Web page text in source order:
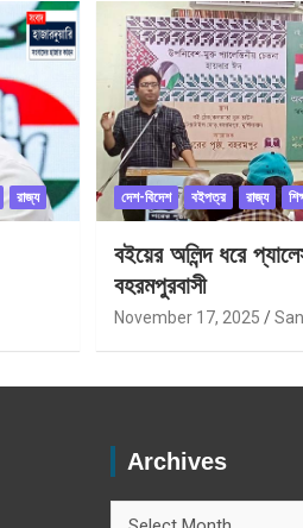
রাজ্য দেশ-বিদেশ বইপত্র রাজ্য
বইয়ের অলিন্দ ধরে
বহরমপুরবাসী
November 17, 2025
Archives